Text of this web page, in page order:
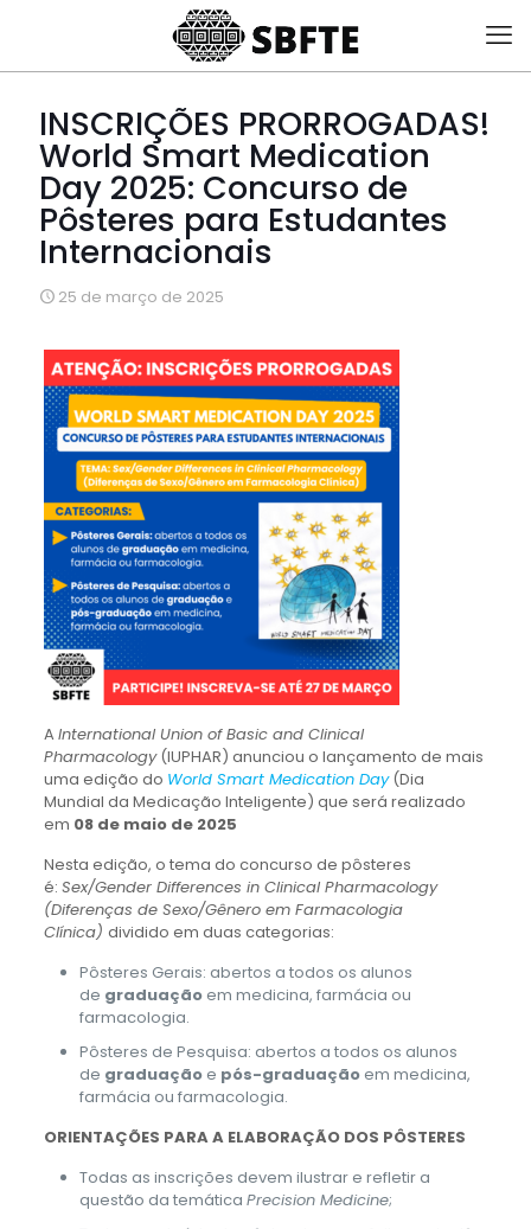
INSCRIÇÕES PRORROGADAS!
World Smart Medication
Day 2025: Concurso de
Pôsteres para Estudantes
Internacionais
25 de março de 2025
A International Union of Basic and Clinical
Pharmacology(IUPHAR) anunciou o lançamento de mais
uma edição do World Smart Medication Day(Dia
Mundial da Medicação Inteligente) que será realizado
em 08 de maio de 2025
Nesta edição, o tema do concurso de pôsteres
é: Sex/Gender Differences in Clinical Pharmacology
(Diferenças de Sexo/Gênero em Farmacologia
Clínica) dividido em duas categorias:
Pôsteres Gerais: abertos a todos os alunos
de graduaçãoem medicina, farmácia ou
farmacologia.
Pôsteres de Pesquisa: abertos a todos os alunos
de graduaçãoe pós-graduaçãoem medicina,
farmácia ou farmacologia.
ORIENTAÇÕES PARA A ELABORAÇÃO DOS PÔSTERES
Todas as inscrições devem ilustrar e refletir a
questão da temática Precision Medicine;